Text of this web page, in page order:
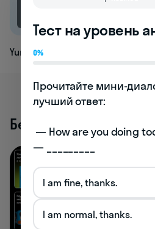
Yummy
Бесплатные
Тест на уровень
0%
Прочитайте мини-
лучший ответ:
— _________
I am fine, thanks.
I am normal, thanks.